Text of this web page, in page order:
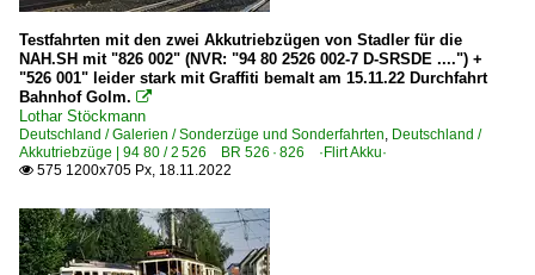
Testfahrten mit den zwei Akkutriebzügen von Stadler für die
NAH.SH mit "826 002" (NVR: "94 80 2526 002-7 D-SRSDE ....") +
"526 001" leider stark mit Graffiti bemalt am 15.11.22 Durchfahrt
Bahnhof Golm. 
Lothar Stöckmann
Deutschland / Galerien / Sonderzüge und Sonderfahrten, Deutschland /
Akkutriebzüge | 94 80 / 2 526 BR 526 · 826 ·Flirt Akku·
 575 1200x705 Px, 18.11.2022